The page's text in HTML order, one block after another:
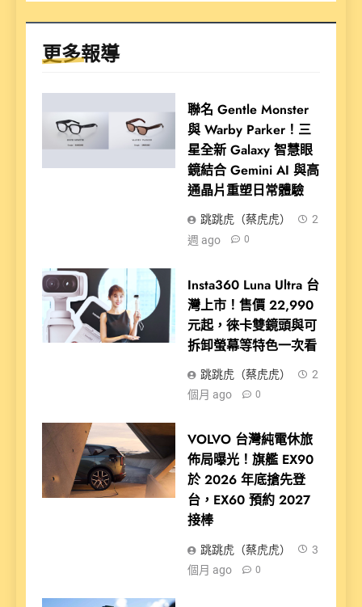
更多報導
聯名 Gentle Monster
與 Warby Parker！三
星全新 Galaxy 智慧眼
鏡結合 Gemini AI 與高
通晶片重塑日常體驗
跳跳虎（蔡虎虎）
2
週 ago
0
Insta360 Luna Ultra 台
灣上市！售價 22,990
元起，徠卡雙鏡頭與可
拆卸螢幕等特色一次看
跳跳虎（蔡虎虎）
2
個月 ago
0
VOLVO 台灣純電休旅
佈局曝光！旗艦 EX90
於 2026 年底搶先登
台，EX60 預約 2027
接棒
跳跳虎（蔡虎虎）
3
個月 ago
0